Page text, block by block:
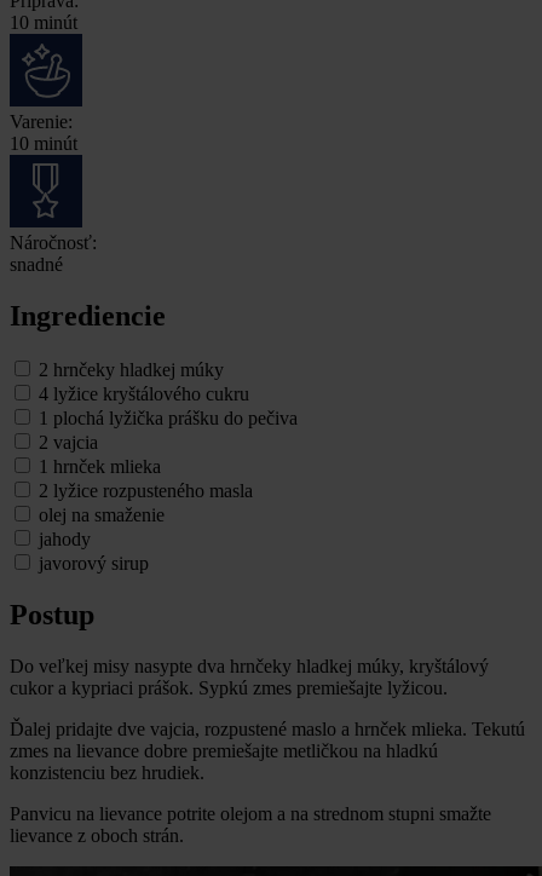
10 minút
Varenie:
10 minút
Náročnosť:
snadné
Ingrediencie
2 hrnčeky hladkej múky
4 lyžice kryštálového cukru
1 plochá lyžička prášku do pečiva
2 vajcia
1 hrnček mlieka
2 lyžice rozpusteného masla
olej na smaženie
jahody
javorový sirup
Postup
Do veľkej misy nasypte dva hrnčeky hladkej múky, kryštálový
cukor a kypriaci prášok. Sypkú zmes premiešajte lyžicou.
Ďalej pridajte dve vajcia, rozpustené maslo a hrnček mlieka. Tekutú
zmes na lievance dobre premiešajte metličkou na hladkú
konzistenciu bez hrudiek.
Panvicu na lievance potrite olejom a na strednom stupni smažte
lievance z oboch strán.